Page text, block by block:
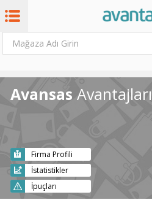
Avansas Avantajları
Firma Profili
İstatistikler
İpuçları